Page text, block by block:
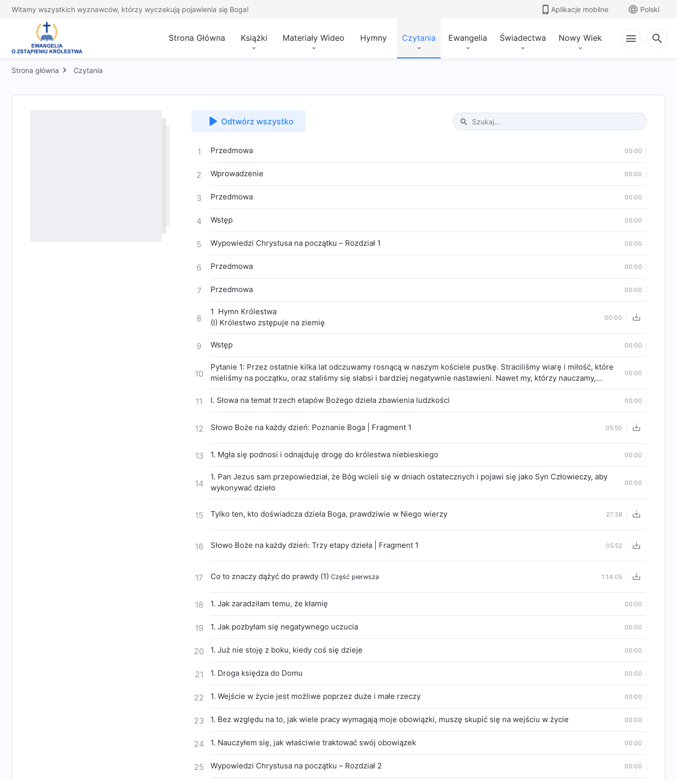
Witamy wszystkich wyznawców, którzy wyczekują pojawienia się Boga! Aplikacje mobilne Polski
Strona Główna Książki Materiały Wideo Hymny Czytania Ewangelia Świadectwa Nowy Wiek
Strona główna Czytania
Odtwórz wszystko
Type 1 or more characters for results.
1
Przedmowa 00:00
2 Wprowadzenie 00:00
3 Przedmowa 00:00
4 Wstęp 00:00
5 Wypowiedzi Chrystusa na początku – Rozdział 1 00:00
6 Przedmowa 00:00
7 Przedmowa 00:00
8
1 Hymn Królestwa
(I) Królestwo zstępuje na ziemię
00:00
9 Wstęp 00:00
10
Pytanie 1: Przez ostatnie kilka lat odczuwamy rosnącą w naszym kościele pustkę. Straciliśmy wiarę i miłość, które
mieliśmy na początku, oraz staliśmy się słabsi i bardziej negatywnie nastawieni. Nawet my, którzy nauczamy,
czasami odczuwamy mrok i nie wiemy, o czym mówić. Czujemy, jakbyśmy stracili dzieło Ducha Świętego.
Szukaliśmy też wszędzie kościoła, w którym obecne byłoby dzieło Ducha Świętego, ale w każdym znanym nam
kościele panuje taka sama pustka jak w naszym. Dlaczego wszystkie wyznania cierpią taki niedostatek?
00:00
11 I. Słowa na temat trzech etapów Bożego dzieła zbawienia ludzkości 00:00
12 Słowo Boże na każdy dzień: Poznanie Boga | Fragment 1 05:50
13 1. Mgła się podnosi i odnajduję drogę do królestwa niebieskiego 00:00
14
1. Pan Jezus sam przepowiedział, że Bóg wcieli się w dniach ostatecznych i pojawi się jako Syn Człowieczy, aby
wykonywać dzieło
00:00
15 Tylko ten, kto doświadcza dzieła Boga, prawdziwie w Niego wierzy 27:38
16 Słowo Boże na każdy dzień: Trzy etapy dzieła | Fragment 1 05:52
17 Co to znaczy dążyć do prawdy (1) Część pierwsza 1:14:05
18 1. Jak zaradziłam temu, że kłamię 00:00
19 1. Jak pozbyłam się negatywnego uczucia 00:00
20 1. Już nie stoję z boku, kiedy coś się dzieje 00:00
21 1. Droga księdza do Domu 00:00
22 1. Wejście w życie jest możliwe poprzez duże i małe rzeczy 00:00
23 1. Bez względu na to, jak wiele pracy wymagają moje obowiązki, muszę skupić się na wejściu w życie 00:00
24 1. Nauczyłem się, jak właściwie traktować swój obowiązek 00:00
25 Wypowiedzi Chrystusa na początku – Rozdział 2 00:00